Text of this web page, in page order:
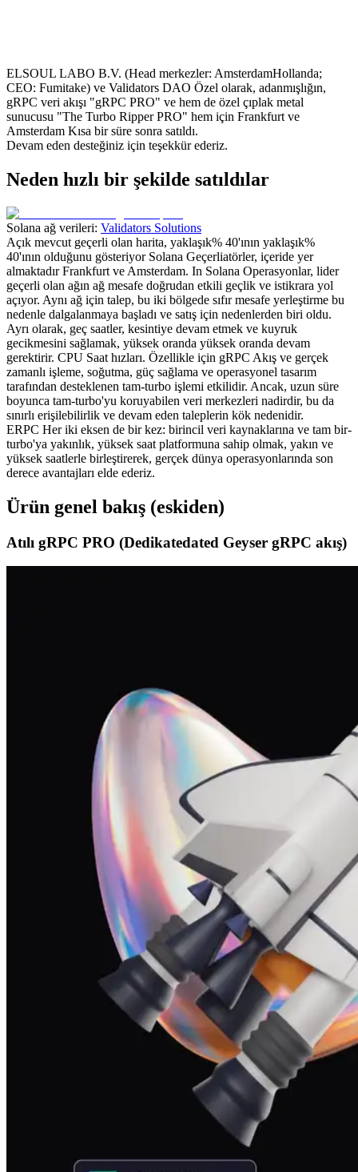
ELSOUL LABO B.V. (Head merkezler: AmsterdamHollanda;
CEO: Fumitake) ve Validators DAO Özel olarak, adanmışlığın,
gRPC veri akışı "gRPC PRO" ve hem de özel çıplak metal
sunucusu "The Turbo Ripper PRO" hem için Frankfurt ve
Amsterdam Kısa bir süre sonra satıldı.
Devam eden desteğiniz için teşekkür ederiz.
Neden hızlı bir şekilde satıldılar
Solana ağ verileri: Validators Solutions
Açık mevcut geçerli olan harita, yaklaşık% 40'ının yaklaşık%
40'ının olduğunu gösteriyor Solana Geçerliatörler, içeride yer
almaktadır Frankfurt ve Amsterdam. In Solana Operasyonlar, lider
geçerli olan ağın ağ mesafe doğrudan etkili geçlik ve istikrara yol
açıyor. Aynı ağ için talep, bu iki bölgede sıfır mesafe yerleştirme bu
nedenle dalgalanmaya başladı ve satış için nedenlerden biri oldu.
Ayrı olarak, geç saatler, kesintiye devam etmek ve kuyruk
gecikmesini sağlamak, yüksek oranda yüksek oranda devam
gerektirir. CPU Saat hızları. Özellikle için gRPC Akış ve gerçek
zamanlı işleme, soğutma, güç sağlama ve operasyonel tasarım
tarafından desteklenen tam-turbo işlemi etkilidir. Ancak, uzun süre
boyunca tam-turbo'yu koruyabilen veri merkezleri nadirdir, bu da
sınırlı erişilebilirlik ve devam eden taleplerin kök nedenidir.
ERPC Her iki eksen de bir kez: birincil veri kaynaklarına ve tam bir-
turbo'ya yakınlık, yüksek saat platformuna sahip olmak, yakın ve
yüksek saatlerle birleştirerek, gerçek dünya operasyonlarında son
derece avantajları elde ederiz.
Ürün genel bakış (eskiden)
Atılı gRPC PRO (Dedikatedated Geyser gRPC akış)